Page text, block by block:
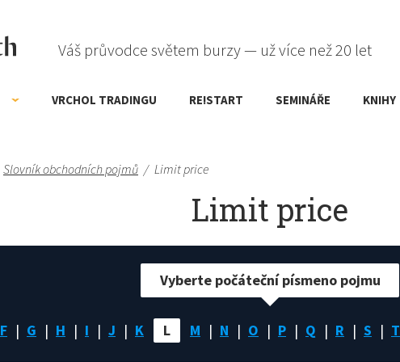
Váš průvodce světem burzy — už více než 20 let
VRCHOL TRADINGU RE!START SEMINÁŘE KNIHY
Slovník obchodních pojmů / Limit price
Limit price
F G H I J K L M N O P Q R S T
Vyberte počáteční písmeno pojmu